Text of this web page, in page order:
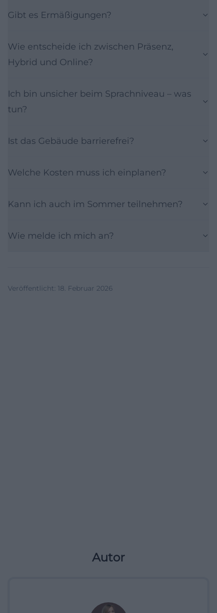
Gibt es Ermäßigungen?
Wie entscheide ich zwischen Präsenz,
Hybrid und Online?
Ich bin unsicher beim Sprachniveau – was
tun?
Ist das Gebäude barrierefrei?
Welche Kosten muss ich einplanen?
Kann ich auch im Sommer teilnehmen?
Wie melde ich mich an?
Veröffentlicht: 18. Februar 2026
Autor